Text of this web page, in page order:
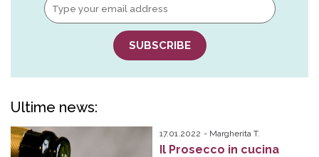
Ultime news:
17.01.2022 Margherita T.
Il Prosecco in cucina